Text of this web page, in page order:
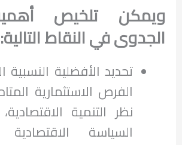
ويمكن تلخيص
الجدوى في النقاط التالية:
تحديد الأفضلية النسبية
الفرص الاستثمارية
نظر التنمية
السياسة